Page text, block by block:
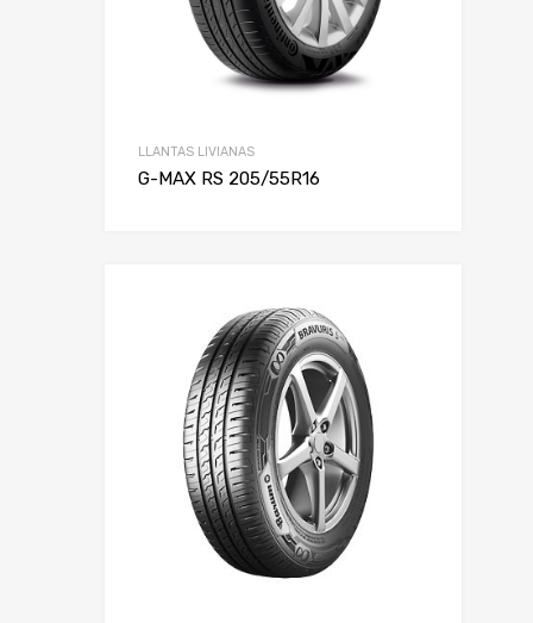
LLANTAS LIVIANAS
G-MAX RS 205/55R16